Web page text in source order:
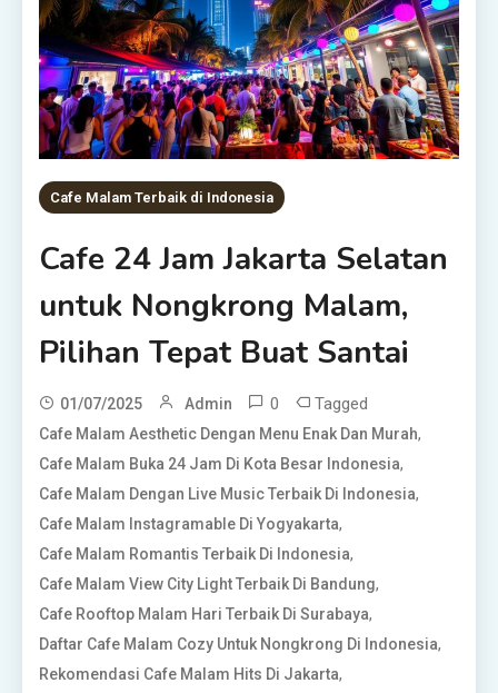
Cafe Malam Terbaik di Indonesia
Cafe 24 Jam Jakarta Selatan
untuk Nongkrong Malam,
Pilihan Tepat Buat Santai
01/07/2025 Admin 0 Tagged
Cafe Malam Aesthetic Dengan Menu Enak Dan Murah,
Cafe Malam Buka 24 Jam Di Kota Besar Indonesia,
Cafe Malam Dengan Live Music Terbaik Di Indonesia,
Cafe Malam Instagramable Di Yogyakarta,
Cafe Malam Romantis Terbaik Di Indonesia,
Cafe Malam View City Light Terbaik Di Bandung,
Cafe Rooftop Malam Hari Terbaik Di Surabaya,
Daftar Cafe Malam Cozy Untuk Nongkrong Di Indonesia,
Rekomendasi Cafe Malam Hits Di Jakarta,